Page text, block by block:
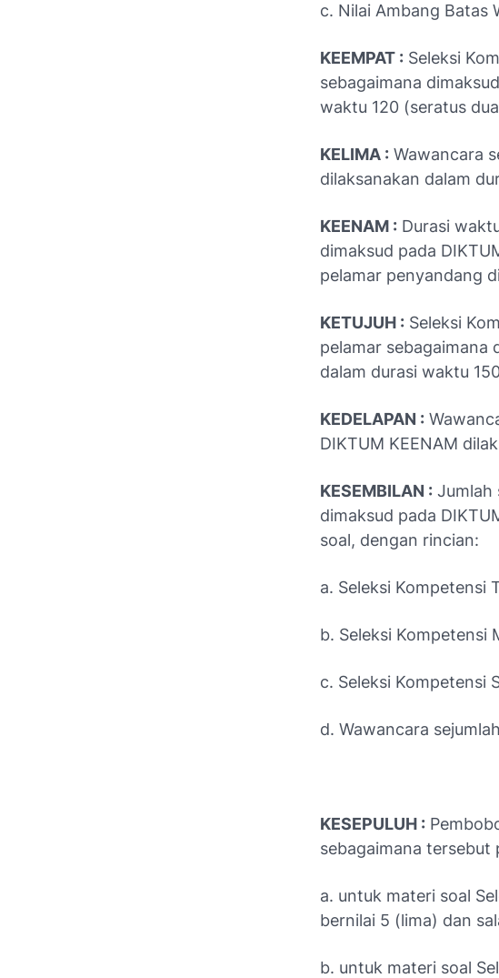
c. Nilai Ambang Batas
KEEMPAT : Seleksi
sebagaimana
waktu 120 (seratus
KELIMA : Wawancara
dilaksanakan dalam
KEENAM : Durasi
dimaksud pada
pelamar penyandang
KETUJUH : Seleksi
pelamar sebagaimana
dalam durasi waktu
KEDELAPAN :
DIKTUM KEENAM
KESEMBILAN : Jumlah
dimaksud pada
soal, dengan rincian:
a. Seleksi Kompetensi
b. Seleksi Kompetensi
c. Seleksi Kompetensi
d. Wawancara
KESEPULUH :
sebagaimana tersebut
a. untuk materi soal
bernilai 5 (lima) dan
b. untuk materi soal